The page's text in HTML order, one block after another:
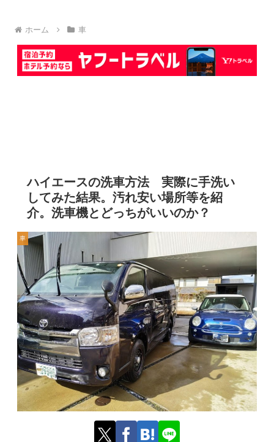
ホーム 車
ハイエースの洗車方法 実際に手洗い
してみた結果。汚れ安い場所等を紹
介。洗車機とどっちがいいのか？
車